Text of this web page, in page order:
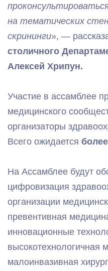
на тематических
скрининги», —
столичного
Алексей Хрипун.
Участие в ассамблее
медицинского
организаторы
Всего ожидается
На Ассамблее будут
цифровизация
организации
превентивная
инновационные
высокотехнологичная
малоинвазивная